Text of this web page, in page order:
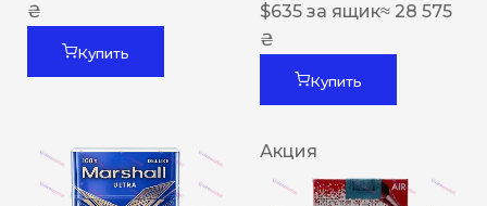
₴
Купить
$635 за ящик≈ 28 575
₴
Купить
Акция